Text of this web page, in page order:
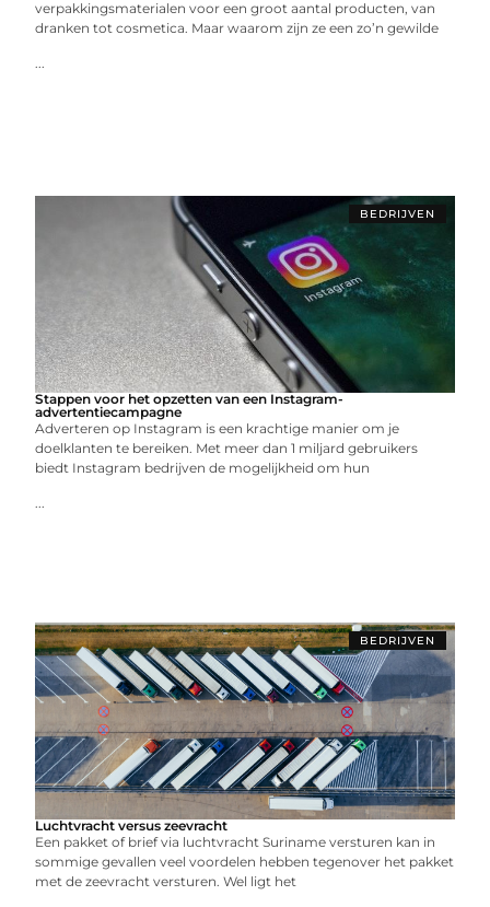
verpakkingsmaterialen voor een groot aantal producten, van
dranken tot cosmetica. Maar waarom zijn ze een zo’n gewilde
...
BEDRIJVEN
Stappen voor het opzetten van een Instagram-
advertentiecampagne
Adverteren op Instagram is een krachtige manier om je
doelklanten te bereiken. Met meer dan 1 miljard gebruikers
biedt Instagram bedrijven de mogelijkheid om hun
...
BEDRIJVEN
Luchtvracht versus zeevracht
Een pakket of brief via luchtvracht Suriname versturen kan in
sommige gevallen veel voordelen hebben tegenover het pakket
met de zeevracht versturen. Wel ligt het